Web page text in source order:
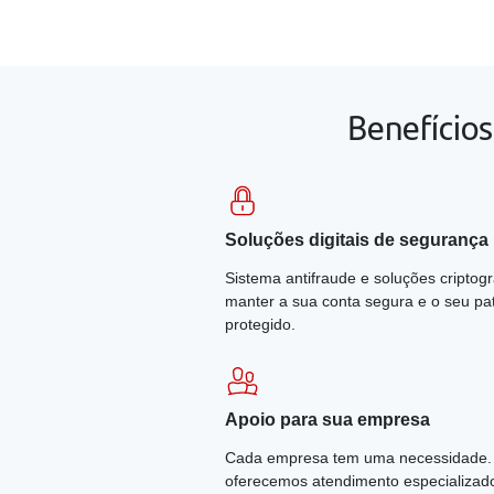
Soluções digitais de segurança
Sistema antifraude e soluções
manter a sua conta segura e o seu
protegido.
Apoio para sua empresa
Cada empresa tem uma
oferecemos atendimento